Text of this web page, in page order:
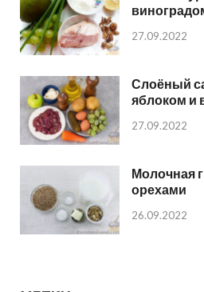
27.09.2022
Слоёный
яблоком и
27.09.2022
Молочная
орехами
26.09.2022